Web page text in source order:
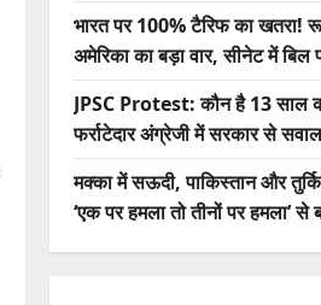
भारत पर 100% टैरिफ का खतरा!
अमेरिका का बड़ा वार, सीनेट में बिल
JPSC Protest: कौन है 13 साल
फर्राटेदार अंग्रेजी में सरकार से
मक्का में सऊदी, पाकिस्तान और
‘एक पर हमला तो तीनों पर हमला’